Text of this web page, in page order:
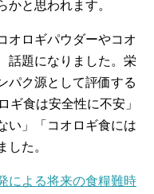
かと思われます。
オロギパウダーやコオ
話題になりました。栄
パク源として評価する
ギ食は安全性に不安」
い」「コオロギ食には
した。
による将来の食糧難時